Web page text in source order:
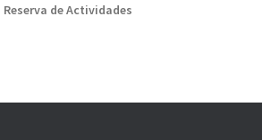
Reserva de Actividades